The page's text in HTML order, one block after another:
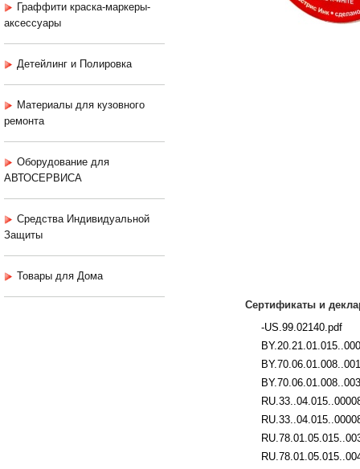
Граффити краска-маркеры-
аксессуары
Детейлинг и Полировка
Материалы для кузовного
ремонта
Оборудование для
АВТОСЕРВИСА
Средства Индивидуальной
Защиты
Товары для Дома
Сертификаты и
-US.99.02140.pdf